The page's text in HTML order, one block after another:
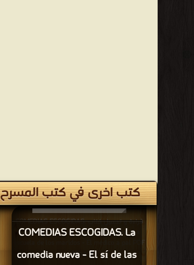
كتب اخرى في كتب المسرح
COMEDIAS ESCOGIDAS. La
comedia nueva - El sí de las
قراءة و تحميل كتاب COMEDIAS ESCOGIDAS.
La comedia nueva - El sí de las niñas - La
escuela de los maridos - El médico a pal PDF
مجانا